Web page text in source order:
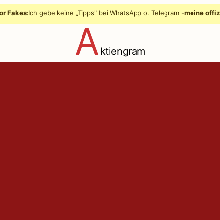
Fakes:Ich gebe keine „Tipps" bei WhatsApp o. Telegram -meine
A ktiengram